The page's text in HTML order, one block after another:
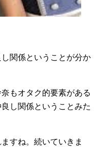
関係ということが分か
もオタク的要素がある
し関係ということみた
すね。続いていきま